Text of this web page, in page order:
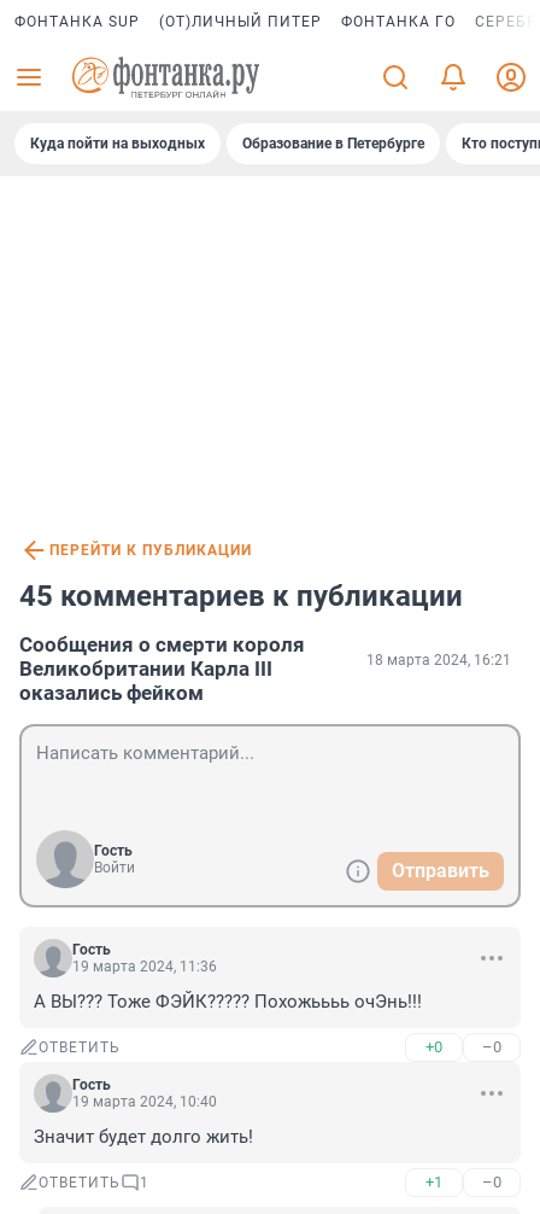
ФОНТАНКА SUP (ОТ)ЛИЧНЫЙ ПИТЕР ФОНТАНКА ГО
Куда пойти на выходных Образование в Петербурге Кто
ПЕРЕЙТИ К ПУБЛИКАЦИИ
45 комментариев к публикации
Сообщения о смерти короля
Великобритании Карла III
оказались фейком
18 марта 2024, 16:21
Гость
Войти
Отправить
Гость
19 марта 2024, 11:36
А ВЫ??? Тоже ФЭЙК????? Похожьььь очЭнь!!!
ОТВЕТИТЬ +0 –0
Гость
19 марта 2024, 10:40
Значит будет долго жить!
ОТВЕТИТЬ 1 +1 –0